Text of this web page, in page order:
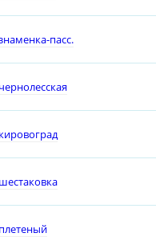
пасс.
чернолесская
кировоград
шестаковка
плетеный